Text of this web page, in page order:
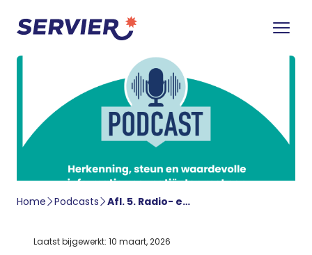
Home Podcasts Afl. 5. Radio- en chemotherapie met Prof. Joost Verhoeff en Dr. Myra van Linde
Laatst bijgewerkt: 10 maart, 2026